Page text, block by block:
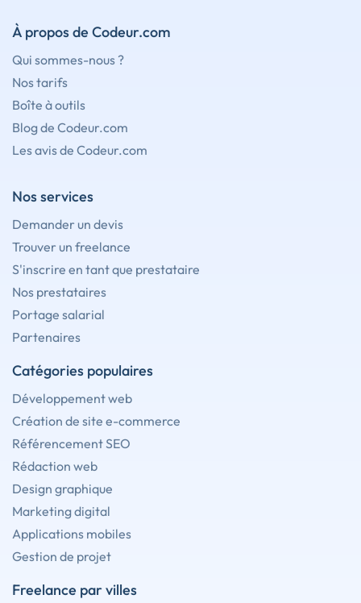
À propos de Codeur.com
Qui sommes-nous ?
Nos tarifs
Boîte à outils
Blog de Codeur.com
Les avis de Codeur.com
Nos services
Demander un devis
Trouver un freelance
S'inscrire en tant que prestataire
Nos prestataires
Portage salarial
Partenaires
Catégories populaires
Développement web
Création de site e-commerce
Référencement SEO
Rédaction web
Design graphique
Marketing digital
Applications mobiles
Gestion de projet
Freelance par villes